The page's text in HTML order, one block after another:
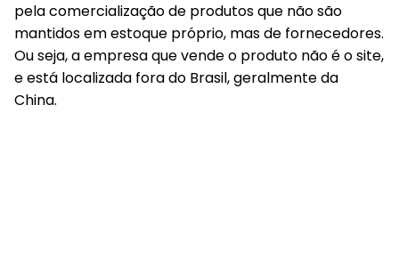
pela comercialização de produtos que não são
mantidos em estoque próprio, mas de fornecedores.
Ou seja, a empresa que vende o produto não é o site,
e está localizada fora do Brasil, geralmente da
China.